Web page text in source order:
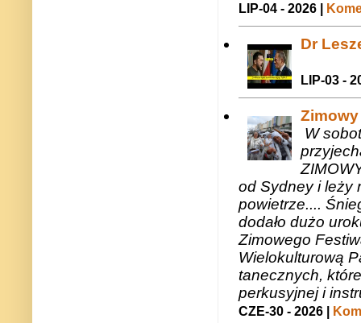
LIP-04 - 2026 |
Dr
LIP-03 -
W
od Sydney i leży
powietrze....
dodało dużo
Zimowego
Wielokulturową
tanecznych,
perkusyjnej i
CZE-30 - 2026 |